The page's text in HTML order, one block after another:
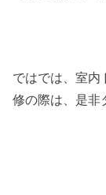
ではでは、室内
修の際は、是非